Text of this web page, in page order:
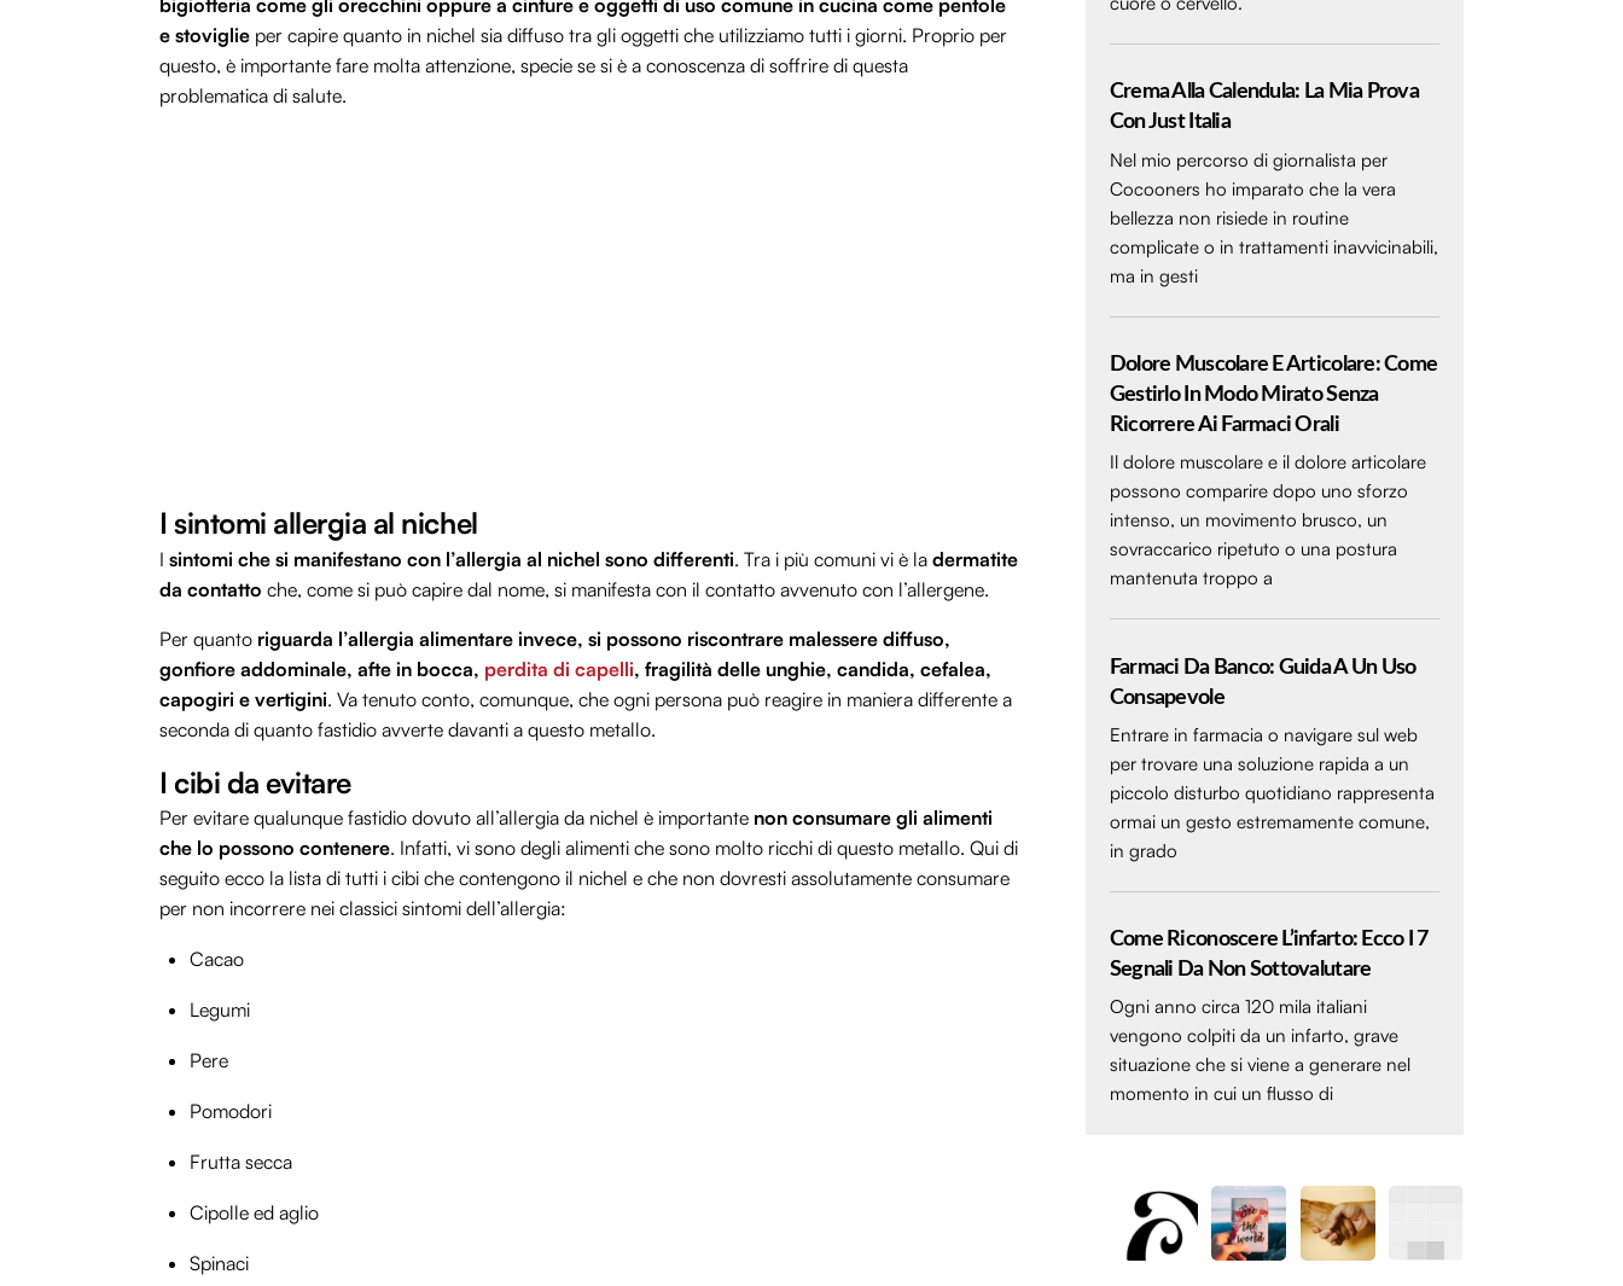
bigiotteria come gli orecchini oppure a cinture e oggetti di uso comune in cucina come pentole
e stoviglie per capire quanto in nichel sia diffuso tra gli oggetti che utilizziamo tutti i giorni. Proprio per
questo, è importante fare molta attenzione, specie se si è a conoscenza di soffrire di questa
problematica di salute.
I sintomi allergia al nichel
I sintomi che si manifestano con l’allergia al nichel sono differenti. Tra i più comuni vi è la dermatite
da contatto che, come si può capire dal nome, si manifesta con il contatto avvenuto con l’allergene.
Per quanto riguarda l’allergia alimentare invece, si possono riscontrare malessere diffuso,
gonfiore addominale, afte in bocca, perdita di capelli, fragilità delle unghie, candida, cefalea,
capogiri e vertigini. Va tenuto conto, comunque, che ogni persona può reagire in maniera differente a
seconda di quanto fastidio avverte davanti a questo metallo.
I cibi da evitare
Per evitare qualunque fastidio dovuto all’allergia da nichel è importante non consumare gli alimenti
che lo possono contenere. Infatti, vi sono degli alimenti che sono molto ricchi di questo metallo. Qui di
seguito ecco la lista di tutti i cibi che contengono il nichel e che non dovresti assolutamente consumare
per non incorrere nei classici sintomi dell’allergia:
Cacao
Legumi
Pere
Pomodori
Frutta secca
Cipolle ed aglio
Spinaci
Crema Alla Calendula: La Mia Prova
Con Just Italia
Nel mio percorso di giornalista per
Cocooners ho imparato che la vera
bellezza non risiede in routine
complicate o in trattamenti inavvicinabili,
ma in gesti
Dolore Muscolare E Articolare: Come
Gestirlo In Modo Mirato Senza
Ricorrere Ai Farmaci Orali
Il dolore muscolare e il dolore articolare
possono comparire dopo uno sforzo
intenso, un movimento brusco, un
sovraccarico ripetuto o una postura
mantenuta troppo a
Farmaci Da Banco: Guida A Un Uso
Consapevole
Entrare in farmacia o navigare sul web
per trovare una soluzione rapida a un
piccolo disturbo quotidiano rappresenta
ormai un gesto estremamente comune,
in grado
Come Riconoscere L’infarto: Ecco I 7
Segnali Da Non Sottovalutare
Ogni anno circa 120 mila italiani
vengono colpiti da un infarto, grave
situazione che si viene a generare nel
momento in cui un flusso di